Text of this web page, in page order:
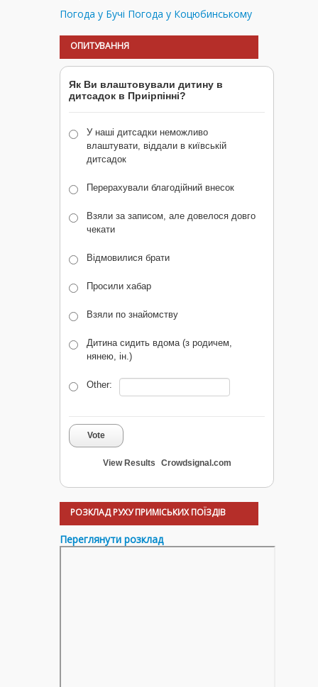
Погода у Бучі Погода у Коцюбинському
ОПИТУВАННЯ
Як Ви влаштовували дитину в
дитсадок в Приірпінні?
У наші дитсадки неможливо
влаштувати, віддали в київській
дитсадок
Перерахували благодійний внесок
Взяли за записом, але довелося довго
чекати
Відмовилися брати
Просили хабар
Взяли по знайомству
Дитина сидить вдома (з родичем,
нянею, ін.)
Other:
Vote
View Results Crowdsignal.com
РОЗКЛАД РУХУ ПРИМІСЬКИХ ПОЇЗДІВ
Переглянути розклад